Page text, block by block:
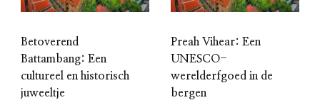
Betoverend
Battambang: Een
cultureel en historisch
juweeltje
Preah Vihear: Een
UNESCO-
werelderfgoed in de
bergen